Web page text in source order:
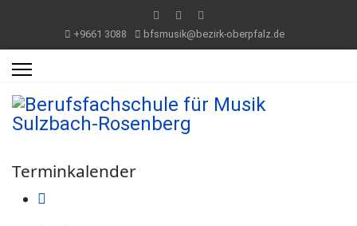
+9661 3088 bfsmusik@bezirk-oberpfalz.de
Terminkalender